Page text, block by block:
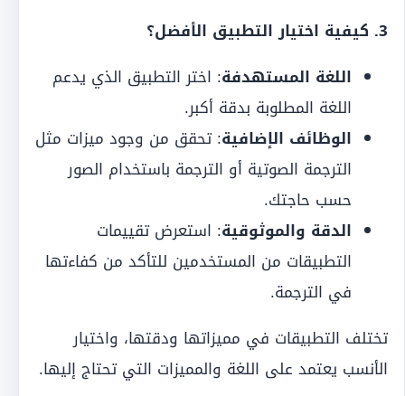
3. كيفية اختيار التطبيق الأفضل؟
اللغة المستهدفة: اختر التطبيق الذي يدعم
اللغة المطلوبة بدقة أكبر.
الوظائف الإضافية: تحقق من وجود ميزات مثل
الترجمة الصوتية أو الترجمة باستخدام الصور
حسب حاجتك.
الدقة والموثوقية: استعرض تقييمات
التطبيقات من المستخدمين للتأكد من كفاءتها
في الترجمة.
تختلف التطبيقات في مميزاتها ودقتها، واختيار
الأنسب يعتمد على اللغة والمميزات التي تحتاج إليها.